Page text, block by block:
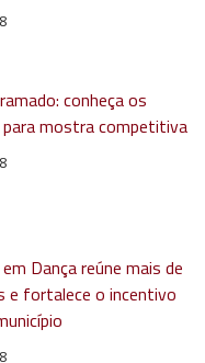
conheça os
para mostra competitiva
Dança reúne mais de
e fortalece o incentivo